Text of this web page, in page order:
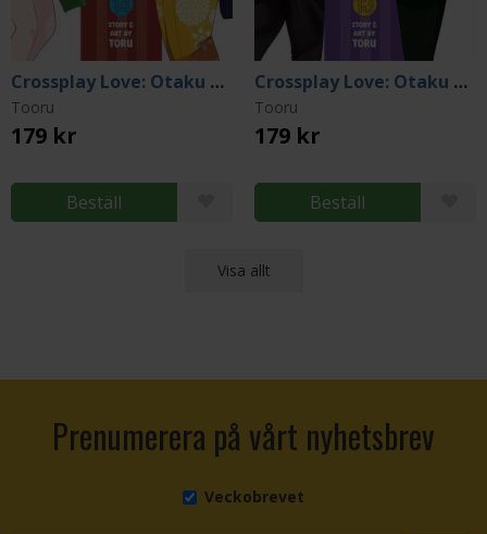
Crossplay Love: Otaku x Punk Vol. 14
Tooru
179 kr
Beställ
Crossplay Love: Otaku x Punk Vol. 13
Tooru
179 kr
Beställ
Visa allt
Prenumerera på vårt nyhetsbrev
Veckobrevet